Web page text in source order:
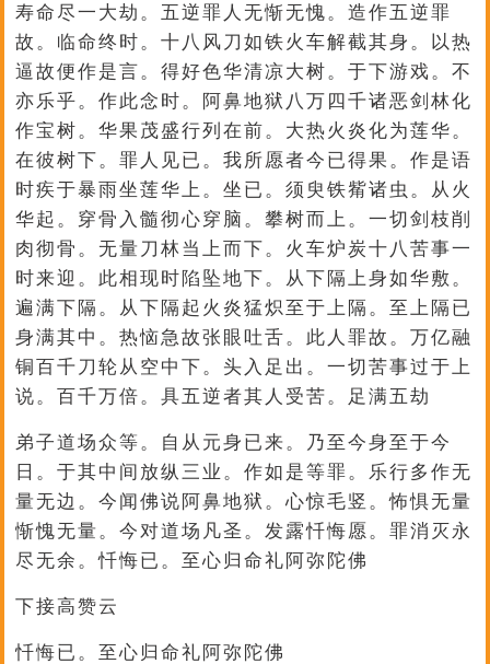
寿命尽一大劫。五逆罪人无惭无愧。造作五逆罪
故。临命终时。十八风刀如铁火车解截其身。以热
逼故便作是言。得好色华清凉大树。于下游戏。不
亦乐乎。作此念时。阿鼻地狱八万四千诸恶剑林化
作宝树。华果茂盛行列在前。大热火炎化为莲华。
在彼树下。罪人见已。我所愿者今已得果。作是语
时疾于暴雨坐莲华上。坐已。须臾铁觜诸虫。从火
华起。穿骨入髓彻心穿脑。攀树而上。一切剑枝削
肉彻骨。无量刀林当上而下。火车炉炭十八苦事一
时来迎。此相现时陷坠地下。从下隔上身如华敷。
遍满下隔。从下隔起火炎猛炽至于上隔。至上隔已
身满其中。热恼急故张眼吐舌。此人罪故。万亿融
铜百千刀轮从空中下。头入足出。一切苦事过于上
说。百千万倍。具五逆者其人受苦。足满五劫
弟子道场众等。自从元身已来。乃至今身至于今
日。于其中间放纵三业。作如是等罪。乐行多作无
量无边。今闻佛说阿鼻地狱。心惊毛竖。怖惧无量
惭愧无量。今对道场凡圣。发露忏悔愿。罪消灭永
尽无余。忏悔已。至心归命礼阿弥陀佛
下接高赞云
忏悔已。至心归命礼阿弥陀佛